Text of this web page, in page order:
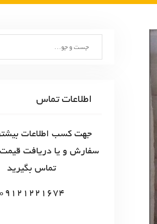
اطلاعات تماس
جهت کسب اطلاعات
سفارش و یا دریافت قیمت
تماس بگیرید
09121221674